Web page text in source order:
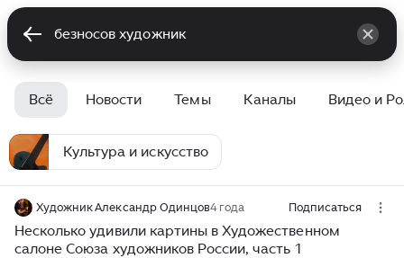
Всё Новости Темы Каналы Видео и
Культура и искусство
Художник Александр Одинцов4 года Подписаться
Несколько удивили картины в Художественном
салоне Союза художников России, часть 1